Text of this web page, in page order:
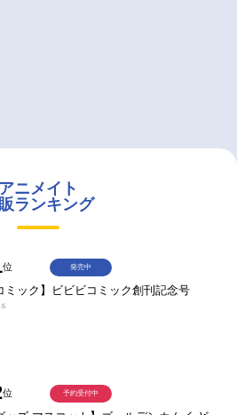
アニメイト
ランキング
位
ミック】ビビビコミック創刊記念号
発売中
位 予約受付中